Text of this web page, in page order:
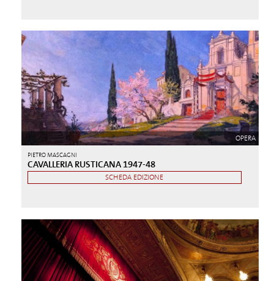
OPERA
PIETRO MASCAGNI
CAVALLERIA RUSTICANA 1947-48
SCHEDA EDIZIONE